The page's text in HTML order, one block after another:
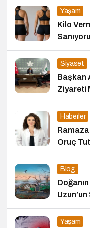
Yaşam
Kilo
Siyaset
Başkan
Ziyareti
Haberler
Oruç
Blog
Yaşam